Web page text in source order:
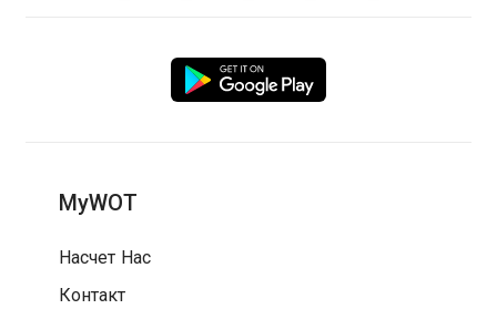
MyWOT
Насчет Нас
Контакт